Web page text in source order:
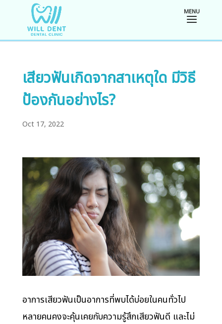
เสียวฟันเกิดจากสาเหตุใด มีวิธี
ป้องกันอย่างไร?
Oct 17, 2022
อาการเสียวฟันเป็นอาการที่พบได้บ่อยในคนทั่วไป
หลายคนคงจะคุ้นเคยกับความรู้สึกเสียวฟันดี และไม่